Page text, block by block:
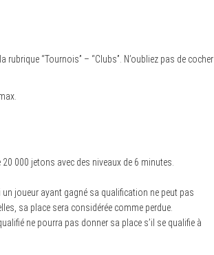
“Tournois” – “Clubs”. N’oubliez pas de cocher
000 jetons avec des niveaux de 6 minutes.
joueur ayant gagné sa qualification ne peut pas
sa place sera considérée comme perdue.
ne pourra pas donner sa place s’il se qualifie à